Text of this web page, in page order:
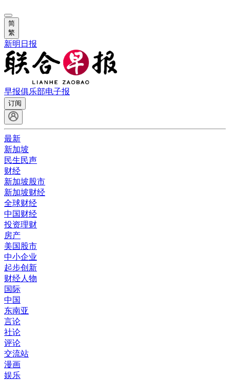
简
繁
新明日报
早报俱乐部电子报
订阅
最新
新加坡
民生民声
财经
新加坡股市
新加坡财经
全球财经
中国财经
投资理财
房产
美国股市
中小企业
起步创新
财经人物
国际
中国
东南亚
言论
社论
评论
交流站
漫画
娱乐